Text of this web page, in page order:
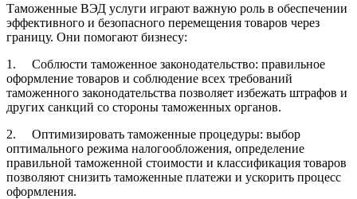
Таможенные ВЭД услуги играют важную роль в обеспечении
эффективного и безопасного перемещения товаров через
границу. Они помогают бизнесу:
1. Соблюсти таможенное законодательство: правильное
оформление товаров и соблюдение всех требований
таможенного законодательства позволяет избежать штрафов и
других санкций со стороны таможенных органов.
2. Оптимизировать таможенные процедуры: выбор
оптимального режима налогообложения, определение
правильной таможенной стоимости и классификация товаров
позволяют снизить таможенные платежи и ускорить процесс
оформления.